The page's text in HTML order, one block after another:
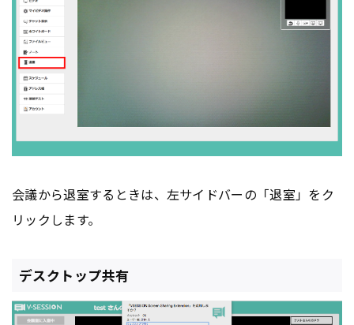
会議から退室するときは、左サイドバーの「退室」をク
リックします。
デスクトップ共有